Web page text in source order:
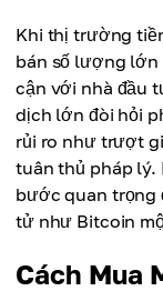
Khi thị trường
bán số lượng lớn
cận với nhà đầu
dịch lớn đòi hỏi
rủi ro như trượt
tuân thủ pháp lý.
bước quan trọng
tử như Bitcoin
Cách Mua